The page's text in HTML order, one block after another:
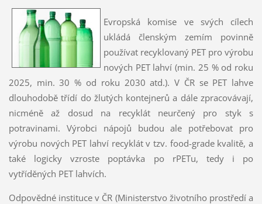
Evropská komise ve svých cílech
ukládá členským zemím povinně
používat recyklovaný PET pro výrobu
nových PET lahví (min. 25 % od roku
2025, min. 30 % od roku 2030 atd.). V ČR se PET lahve
dlouhodobě třídí do žlutých kontejnerů a dále zpracovávají,
nicméně až dosud na recyklát neurčený pro styk s
potravinami. Výrobci nápojů budou ale potřebovat pro
výrobu nových PET lahví recyklát v tzv. food-grade kvalitě, a
také logicky vzroste poptávka po rPETu, tedy i po
vytříděných PET lahvích.​
Odpovědné instituce v ČR (Ministerstvo životního prostředí a